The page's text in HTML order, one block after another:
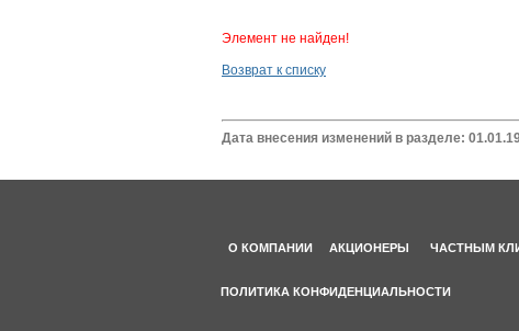
Элемент не найден!
Возврат к списку
Дата внесения изменений в разделе:
О КОМПАНИИ АКЦИОНЕРЫ ЧАСТНЫМ
ПОЛИТИКА КОНФИДЕНЦИАЛЬНОСТИ